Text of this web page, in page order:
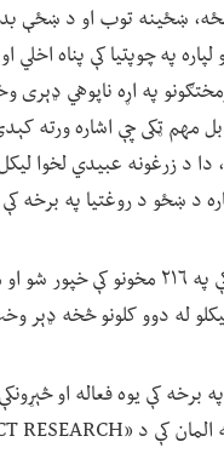
ښځه، ښځینه توب او د
په چوپتیا کې پناه
په اړه ناپوهي ډېری
بل مهم ټکی چې اشاره
د زرغونه عبیدي لخوا
د ښځو د روغتیا په
د «جنسي روښانتیا» کتاب سږکال په
له دوو کلونو څخه ډېر
برخه کې یوه فعاله او